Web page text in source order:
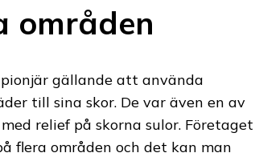
områden
gällande att använda
till sina skor. De var även en av
relief på skorna sulor. Företaget
flera områden och det kan man